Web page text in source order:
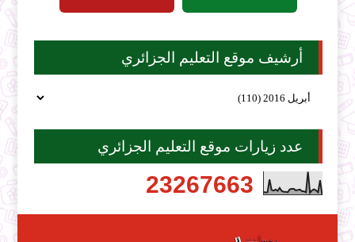
أرشيف موقع التعليم الجزائري
عدد زيارات موقع التعليم الجزائري
23267663